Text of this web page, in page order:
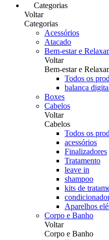
Categorias
Voltar
Categorias
Acessórios
Atacado
Bem-estar e
Voltar
Bem-estar e
Todos os
balança
Boxes
Cabelos
Voltar
Cabelos
Todos os
acessórios
Finalizadores
Tratamento
leave in
shampoo
kits de
Aparelhos
Corpo e Banho
Voltar
Corpo e Banho